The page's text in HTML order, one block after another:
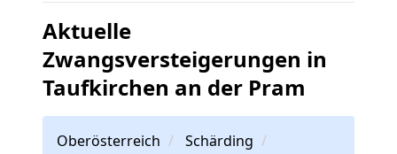
Aktuelle
Zwangsversteigerungen in
Taufkirchen an der Pram
Oberösterreich
Schärding